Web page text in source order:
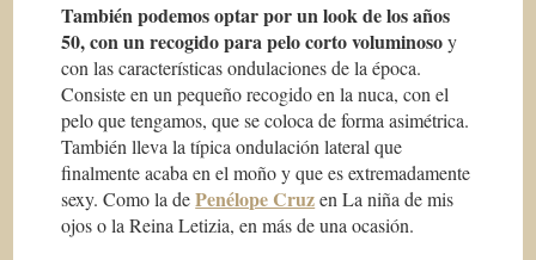
También podemos optar por un look de los años
50, con un recogido para pelo corto voluminosoy
con las características ondulaciones de la época.
Consiste en un pequeño recogido en la nuca, con el
pelo que tengamos, que se coloca de forma asimétrica.
También lleva la típica ondulación lateral que
finalmente acaba en el moño y que es extremadamente
sexy. Como la dePenélope CruzenLa niña de mis
ojoso la Reina Letizia, en más de una ocasión.